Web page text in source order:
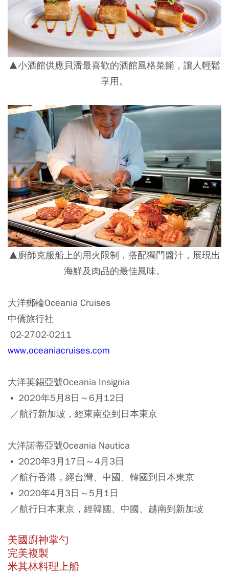
▲小酒館供應貝潘最喜歡的酒館風格菜餚，讓人輕鬆
享用。
▲廚師克服船上的用火限制，搭配獨門醬汁，展現出
海鮮及肉品的最佳風味。
大洋郵輪Oceania Cruises
中僑旅行社
02-2702-0211
www.oceaniacruises.com
大洋英錫亞號Oceania Insignia
• 2020年5月8日～6月12日
／航行新加坡，經東南亞到日本東京
大洋諾蒂亞號Oceania Nautica
• 2020年3月17日～4月3日
／航行香港，經台灣、中國、韓國到日本東京
• 2020年4月3日～5月1日
／航行日本東京，經韓國、中國、越南到新加坡
美國廚神掌勺
完美複製
米其林料理上船